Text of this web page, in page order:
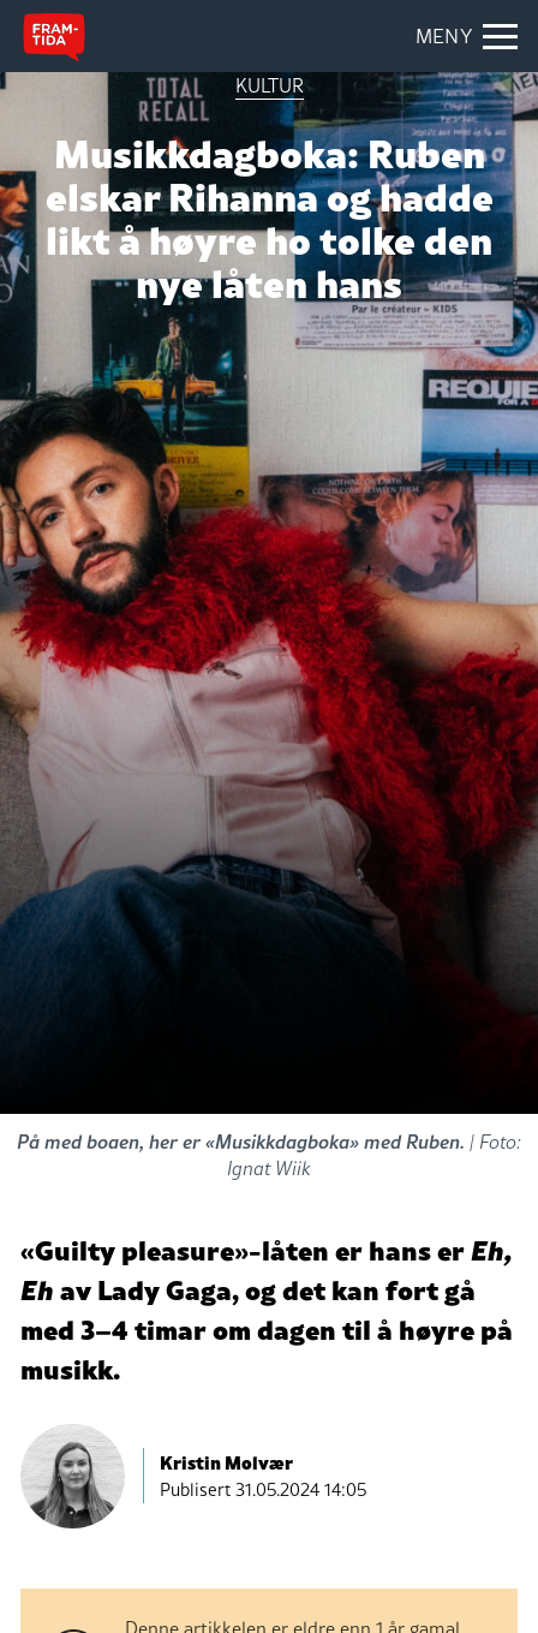
MENY
KULTUR
Musikkdagboka: Ruben
elskar Rihanna og hadde
likt å høyre ho tolke den
nye låten hans
På med boaen, her er «Musikkdagboka» med Ruben. | Foto:
Ignat Wiik
«Guilty pleasure»-låten er hans erEh,
Ehav Lady Gaga, og det kan fort gå
med 3–4 timar om dagen til å høyre på
musikk.
Kristin Molvær
Publisert31.05.2024 14:05